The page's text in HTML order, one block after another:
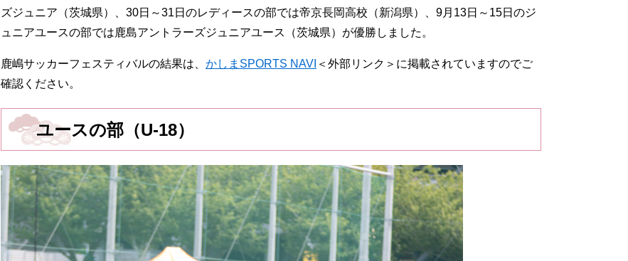
ズジュニア（茨城県）、30日～31日のレディースの部では帝京長岡高校（新潟県）、9月13日～15日のジ
ュニアユースの部では鹿島アントラーズジュニアユース（茨城県）が優勝しました。
鹿嶋サッカーフェスティバルの結果は、 ​かしまSPORTS NAVI ＜外部リンク＞ に掲載されていますのでご
確認ください。​
ユースの部（U-18）